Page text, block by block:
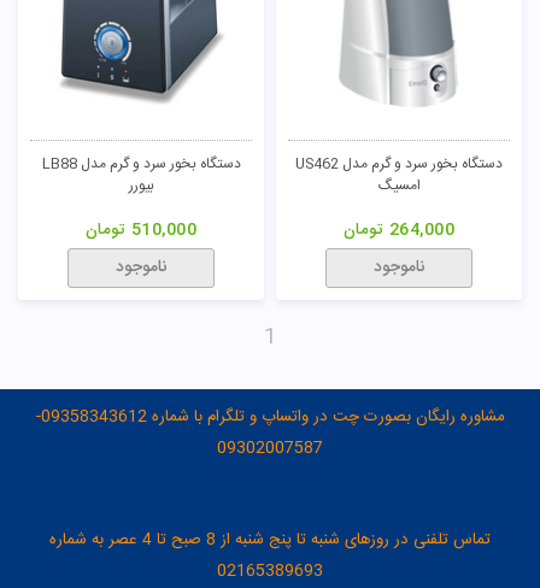
دستگاه بخور سرد و گرم مدل US462
امسیگ
264,000 تومان
ناموجود
دستگاه بخور سرد و گرم مدل LB88
بیورر
510,000 تومان
ناموجود
1
مشاوره رایگان بصورت چت در واتساپ و تلگرام با شماره 09358343612-
09302007587
تماس تلفنی در روزهای شنبه تا پنج شنبه از 8 صبح تا 4 عصر به شماره
02165389693